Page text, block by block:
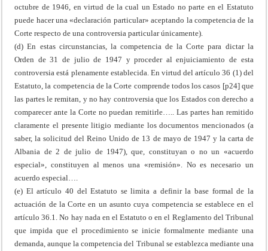
octubre de 1946, en virtud de la cual un Estado no parte en el Estatuto
puede hacer una «declaración particular» aceptando la competencia de la
Corte respecto de una controversia particular únicamente).
(d) En estas circunstancias, la competencia de la Corte para dictar la
Orden de 31 de julio de 1947 y proceder al enjuiciamiento de esta
controversia está plenamente establecida. En virtud del artículo 36 (1) del
Estatuto, la competencia de la Corte comprende todos los casos [p24] que
las partes le remitan, y no hay controversia que los Estados con derecho a
comparecer ante la Corte no puedan remitirle….. Las partes han remitido
claramente el presente litigio mediante los documentos mencionados (a
saber, la solicitud del Reino Unido de 13 de mayo de 1947 y la carta de
Albania de 2 de julio de 1947), que, constituyan o no un «acuerdo
especial», constituyen al menos una «remisión». No es necesario un
acuerdo especial….
(e) El artículo 40 del Estatuto se limita a definir la base formal de la
actuación de la Corte en un asunto cuya competencia se establece en el
artículo 36.1. No hay nada en el Estatuto o en el Reglamento del Tribunal
que impida que el procedimiento se inicie formalmente mediante una
demanda, aunque la competencia del Tribunal se establezca mediante una